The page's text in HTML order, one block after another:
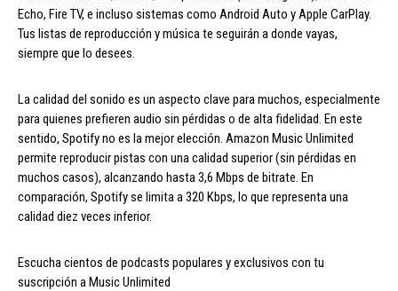
Echo, Fire TV, e incluso sistemas como Android Auto y Apple CarPlay.
Tus listas de reproducción y música te seguirán a donde vayas,
siempre que lo desees.
La calidad del sonido es un aspecto clave para muchos, especialmente
para quienes prefieren audio sin pérdidas o de alta fidelidad. En este
sentido, Spotify no es la mejor elección. Amazon Music Unlimited
permite reproducir pistas con una calidad superior (sin pérdidas en
muchos casos), alcanzando hasta 3,6 Mbps de bitrate. En
comparación, Spotify se limita a 320 Kbps, lo que representa una
calidad diez veces inferior.
Escucha cientos de podcasts populares y exclusivos con tu
suscripción a Music Unlimited